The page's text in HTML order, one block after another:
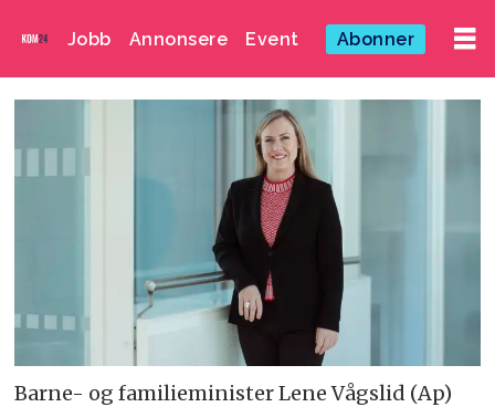
Jobb Annonsere Event Abonner
Barne- og familieminister Lene Vågslid (Ap)